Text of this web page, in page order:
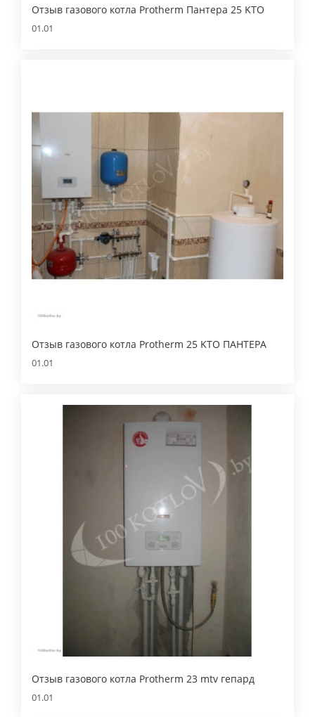
Отзыв газового котла Protherm Пантера 25 KTO
01.01
Отзыв газового котла Protherm 25 KTO ПАНТЕРА
01.01
Отзыв газового котла Protherm 23 mtv гепард
01.01